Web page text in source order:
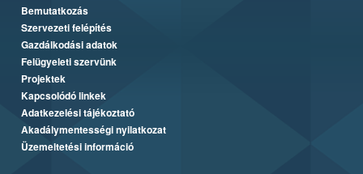
Bemutatkozás
Szervezeti felépítés
Gazdálkodási adatok
Felügyeleti szervünk
Projektek
Kapcsolódó linkek
Adatkezelési tájékoztató
Akadálymentességi nyilatkozat
Üzemeltetési információ